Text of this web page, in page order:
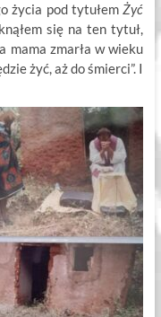
życia pod tytułemŻyć
się na ten tytuł,
mama zmarła w wieku
żyć, aż do śmierci”. I